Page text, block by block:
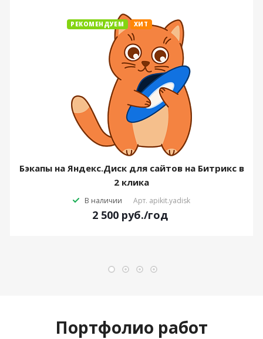
РЕКОМЕНДУЕМ ХИТ
Бэкапы на Яндекс.Диск для сайтов на Битрикс в
2 клика
В наличии Арт. apikit.yadisk
2 500 руб./год
Портфолио работ